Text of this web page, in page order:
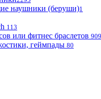
наушники (беруши)1
113
или фитнес браслетов 909
геймпады 80